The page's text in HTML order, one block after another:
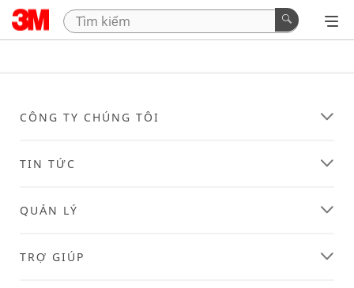
CÔNG TY CHÚNG TÔI
TIN TỨC
QUẢN LÝ
TRỢ GIÚP